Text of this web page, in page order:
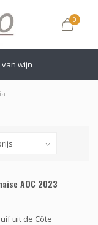
0
wijn
AOC 2023
uit de Côte